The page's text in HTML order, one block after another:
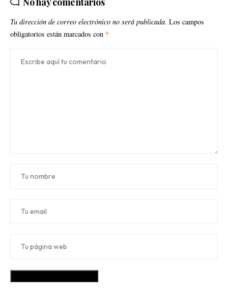
Tu dirección de correo electrónico no será publicada. Los campos
obligatorios están marcados con *